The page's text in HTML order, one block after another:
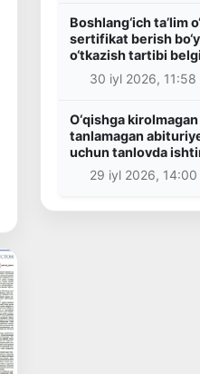
Boshlang‘ich ta’lim
sertifikat berish
o‘tkazish tartibi
30 iyl 2026, 11:58
O‘qishga
tanlamagan
uchun tanlovda
29 iyl 2026, 14:00